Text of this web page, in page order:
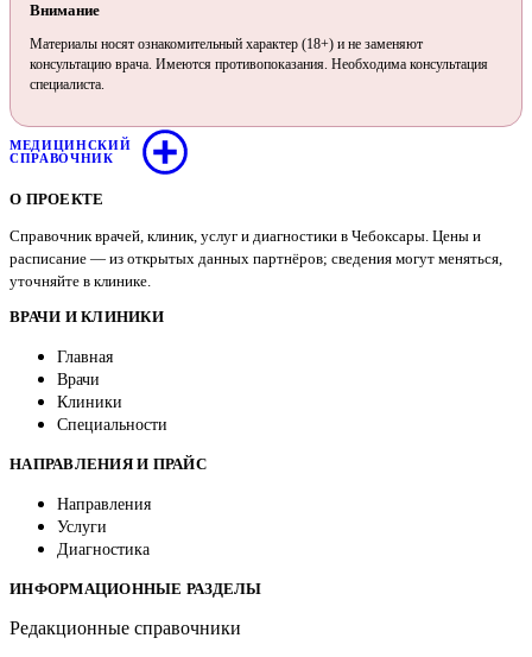
Внимание
Материалы носят ознакомительный характер (18+) и не заменяют
консультацию врача. Имеются противопоказания. Необходима консультация
специалиста.
МЕДИЦИНСКИЙ
СПРАВОЧНИК
О ПРОЕКТЕ
Справочник врачей, клиник, услуг и диагностики в Чебоксары. Цены и
расписание — из открытых данных партнёров; сведения могут меняться,
уточняйте в клинике.
ВРАЧИ И КЛИНИКИ
Главная
Врачи
Клиники
Специальности
НАПРАВЛЕНИЯ И ПРАЙС
Направления
Услуги
Диагностика
ИНФОРМАЦИОННЫЕ РАЗДЕЛЫ
Редакционные справочники